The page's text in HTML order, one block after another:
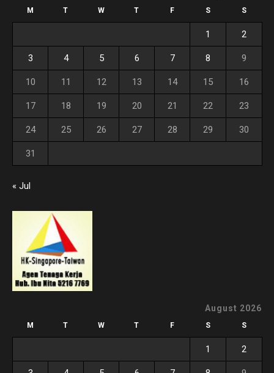
M T W T F S S
1 2
3 4 5 6 7 8 9
10 11 12 13 14 15 16
17 18 19 20 21 22 23
24 25 26 27 28 29 30
31
« Jul
August 2026
M T W T F S S
1 2